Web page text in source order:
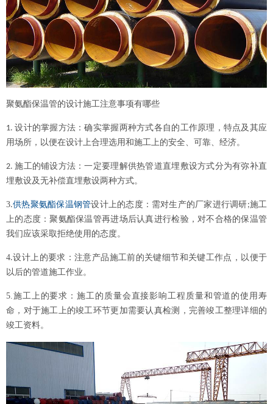
聚氨酯保温管的设计施工注意事项有哪些
1.设计的掌握方法：确实掌握两种方式各自的工作原理，特点及其应
用场所，以便在设计上合理选用和施工上的安全、可靠、经济。
2.施工的铺设方法：一定要理解供热管道直埋敷设方式分为有弥补直
埋敷设及无补偿直埋敷设两种方式。
3.供热聚氨酯保温钢管设计上的态度：需对生产的厂家进行调研;施工
上的态度：聚氨酯保温管再进场后认真进行检验，对不合格的保温管
我们应该采取拒绝使用的态度。
4.设计上的要求：注意产品施工前的关键细节和关键工作点，以便于
以后的管道施工作业。
5.施工上的要求：施工的质量会直接影响工程质量和管道的使用寿
命，对于施工上的竣工环节更加需要认真检测，完善竣工整理详细的
竣工资料。